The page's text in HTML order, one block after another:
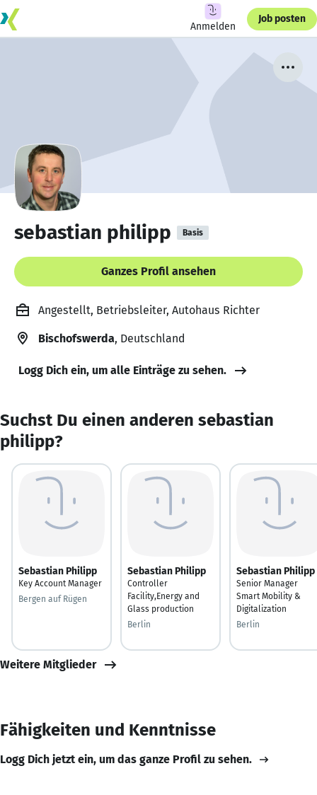
Anmelden
Job posten
sebastian philipp Basis
Ganzes Profil ansehen
Angestellt, Betriebsleiter, Autohaus Richter
Bischofswerda, Deutschland
Logg Dich ein, um alle Einträge zu sehen.
Suchst Du einen anderen sebastian
philipp?
Sebastian Philipp
Key Account Manager
Bergen auf Rügen
Sebastian Philipp
Controller
Facility,Energy and
Glass production
Berlin
Sebastian Philipp
Senior Manager
Smart Mobility &
Digitalization
Berlin
Weitere Mitglieder
Fähigkeiten und Kenntnisse
Logg Dich jetzt ein, um das ganze Profil zu sehen.